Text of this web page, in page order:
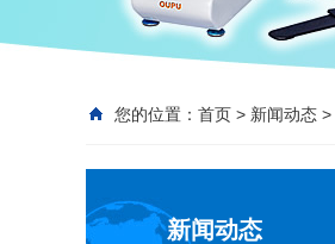
您的位置： 首页 > 新闻动态 >
新闻动态